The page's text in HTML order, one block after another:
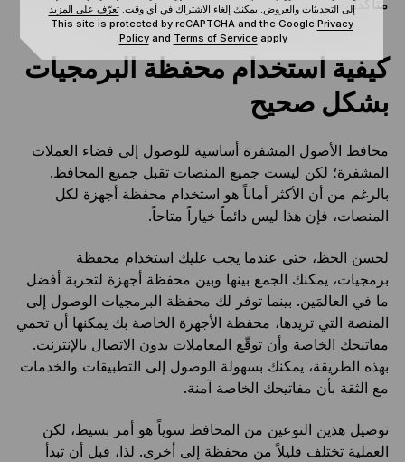
متأكداً تماماً مما توقّع عليه قبل أن تقوم بالتأكيد.
كيفية استخدام محفظة البرمجيات
بشكل صحيح
محافظ الأصول المشفرة أساسية للوصول إلى فضاء العملات
المشفرة؛ لكن ليست جميع المنصات تقبل جميع المحافظ.
بالرغم من أن الأكثر أماناً هو استخدام محفظة أجهزة لكل
المنصات، فإن هذا ليس دائماً خياراً متاحاً.
لحسن الحظ، حتى عندما يجب عليك استخدام محفظة
برمجيات، يمكنك الجمع بينها وبين محفظة أجهزة لتجربة أفضل
ما في العالمَين. بينما توفر لك محفظة البرمجيات الوصول إلى
المنصة التي تريدها، محفظة الأجهزة الخاصة بك يمكنها أن تحمي
مفاتيحك الخاصة وأن توقّع المعاملات بدون الاتصال بالإنترنت.
بهذه الطريقة، يمكنك بسهولة الوصول إلى التطبيقات والخدمات
مع الثقة بأن مفاتيحك الخاصة آمنة.
توصيل هذين النوعين من المحافظ سوياً هو أمر بسيط، لكن
العملية تختلف قليلاً من محفظة إلى أخرى. لذا، قبل أن تبدأ
إلى التحديثات والعروض. يمكنك إلغاء الاشتراك في أي وقت. تعرّف على المزيد
This site is protected by reCAPTCHA and the GooglePrivacy
Policy andTerms of Service apply.